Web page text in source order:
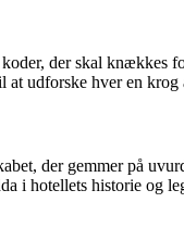
der skal
udforske hver en krog
der gemmer på
i hotellets historie og